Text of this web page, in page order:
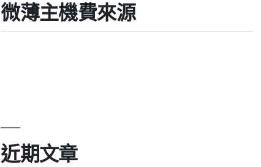
微薄主機費來源
近期文章